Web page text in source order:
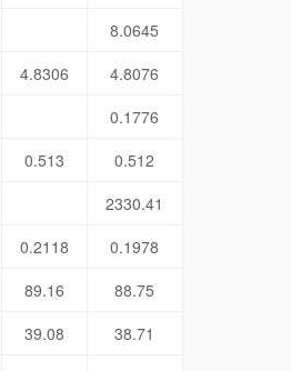
8.0645
4.8306
4.8076
0.1776
0.513
0.512
2330.41
0.2118
0.1978
89.16
88.75
39.08
38.71